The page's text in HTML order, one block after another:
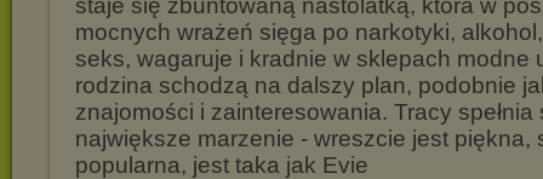
staje się zbuntowaną nastolatką, która w
mocnych wrażeń sięga po narkotyki,
seks, wagaruje i kradnie w sklepach modne
rodzina schodzą na dalszy plan, podobnie
znajomości i zainteresowania. Tracy spełnia
największe marzenie - wreszcie jest piękna,
popularna, jest taka jak Evie